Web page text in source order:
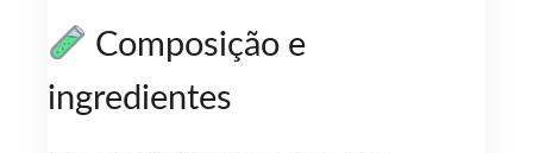
Composição e
ingredientes